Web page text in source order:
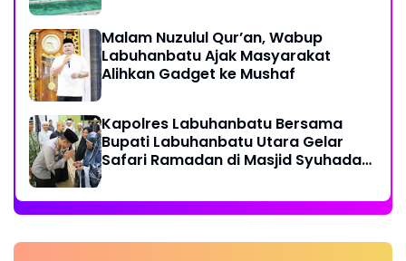
Malam Nuzulul Qur’an, Wabup
Labuhanbatu Ajak Masyarakat
Alihkan Gadget ke Mushaf
Kapolres Labuhanbatu Bersama
Bupati Labuhanbatu Utara Gelar
Safari Ramadan di Masjid Syuhada